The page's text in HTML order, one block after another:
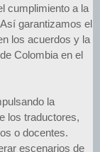
cumplimiento a la
garantizamos el
los acuerdos y la
Colombia en el
la
los traductores,
o docentes.
escenarios de